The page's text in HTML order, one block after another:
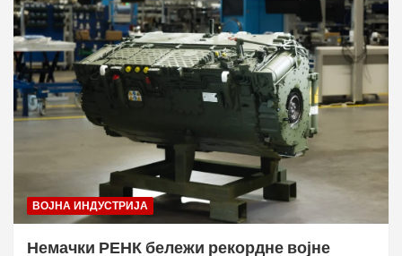
ВОЈНА ИНДУСТРИЈА
Немачки РЕНК бележи рекордне војне